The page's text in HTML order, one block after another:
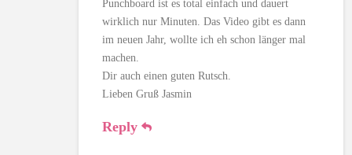
Punchboard ist es total einfach und dauert
wirklich nur Minuten. Das Video gibt es dann
im neuen Jahr, wollte ich eh schon länger mal
machen.
Dir auch einen guten Rutsch.
Lieben Gruß Jasmin
Reply